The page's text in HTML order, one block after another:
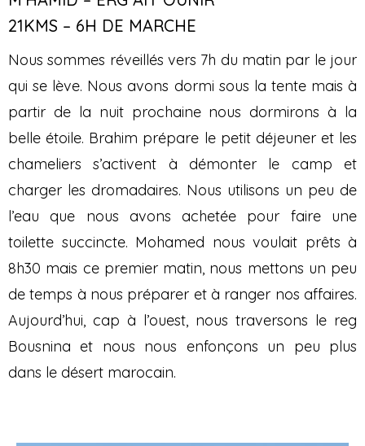
21KMS – 6H DE MARCHE
Nous sommes réveillés vers 7h du matin par le jour
qui se lève. Nous avons dormi sous la tente mais à
partir de la nuit prochaine nous dormirons à la
belle étoile. Brahim prépare le petit déjeuner et les
chameliers s’activent à démonter le camp et
charger les dromadaires. Nous utilisons un peu de
l’eau que nous avons achetée pour faire une
toilette succincte. Mohamed nous voulait prêts à
8h30 mais ce premier matin, nous mettons un peu
de temps à nous préparer et à ranger nos affaires.
Aujourd’hui, cap à l’ouest, nous traversons le reg
Bousnina et nous nous enfonçons un peu plus
dans le désert marocain.